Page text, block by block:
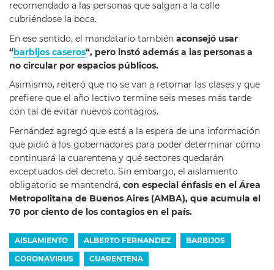
recomendado a las personas que salgan a la calle
cubriéndose la boca.
En ese sentido, el mandatario también aconsejó usar
“barbijos caseros“, pero instó además a las personas a
no circular por espacios públicos.
Asimismo, reiteró que no se van a retomar las clases y que
prefiere que el año lectivo termine seis meses más tarde
con tal de evitar nuevos contagios.
Fernández agregó que está a la espera de una información
que pidió a los gobernadores para poder determinar cómo
continuará la cuarentena y qué sectores quedarán
exceptuados del decreto. Sin embargo, el aislamiento
obligatorio se mantendrá, con especial énfasis en el Área
Metropolitana de Buenos Aires (AMBA), que acumula el
70 por ciento de los contagios en el país.
AISLAMIENTO ALBERTO FERNANDEZ BARBIJOS
CORONAVIRUS CUARENTENA